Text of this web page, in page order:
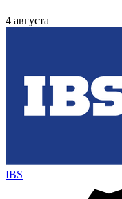
4 августа
IBS